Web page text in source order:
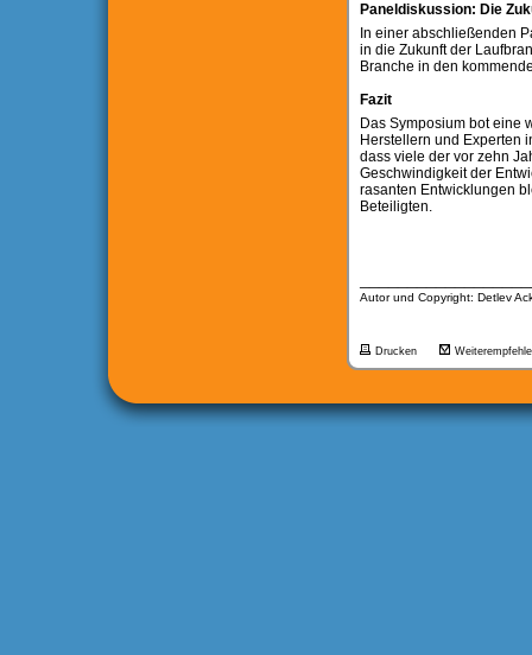
Paneldiskussion: Die
In einer abschließenden
in die Zukunft der
Branche in den
Fazit
Das Symposium bot eine
Herstellern und Experten
dass viele der vor zehn
Geschwindigkeit der
rasanten Entwicklungen
Beteiligten.
Autor und Copyright: Detlev
Drucken